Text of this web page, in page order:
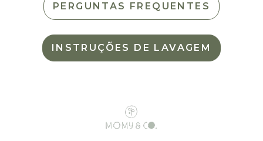
PERGUNTAS FREQUENTES
INSTRUÇÕES DE LAVAGEM